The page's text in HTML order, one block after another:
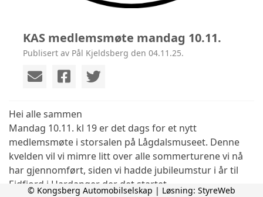
KAS medlemsmøte mandag 10.11.
Publisert av Pål Kjeldsberg den 04.11.25.
Hei alle sammen
Mandag 10.11. kl 19 er det dags for et nytt
medlemsmøte i storsalen på Lågdalsmuseet. Denne
kvelden vil vi mimre litt over alle sommerturene vi nå
har gjennomført, siden vi hadde jubileumstur i år til
Eidfjord i Hardanger der det startet.
© Kongsberg Automobilselskap | Løsning: StyreWeb